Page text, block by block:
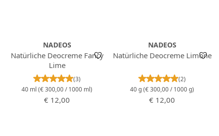
NADEOS
Natürliche Deocreme Fancy
Lime
Durchschnittliche Bewertung von 5 von 5
(3)
40 ml (€ 300,00 / 1000 ml)
Regulärer Preis:
€ 12,00
NADEOS
Natürliche Deocreme Limone
(2)
40 g(€ 300,00 / 1000 g)
Regulärer Preis:
€ 12,00